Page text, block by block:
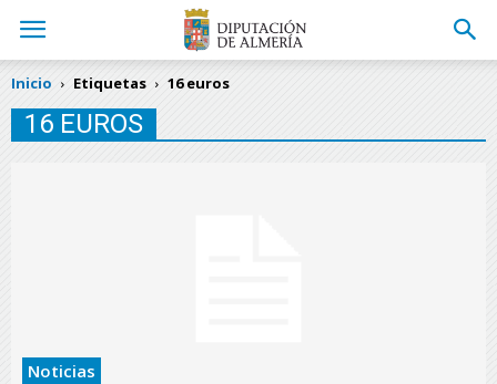
Inicio Etiquetas 16 euros
16 EUROS
Noticias